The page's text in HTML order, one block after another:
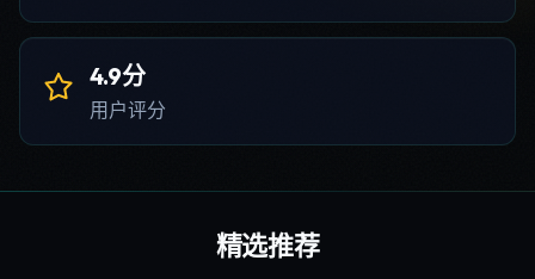
4.9分
用户评分
精选推荐